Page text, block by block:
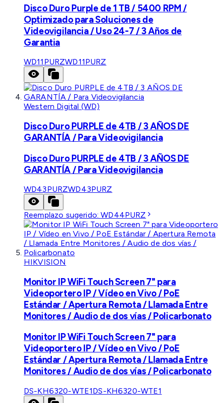
Disco Duro Purple de 1 TB / 5400 RPM /
Optimizado para Soluciones de
Videovigilancia / Uso 24-7 / 3 Años de
Garantia
WD11PURZWD11PURZ
Western Digital (WD)
Disco Duro PURPLE de 4TB / 3 AÑOS DE
GARANTÍA / Para Videovigilancia
Disco Duro PURPLE de 4TB / 3 AÑOS DE
GARANTÍA / Para Videovigilancia
WD43PURZWD43PURZ
Reemplazo sugerido:WD44PURZ
HIKVISION
Monitor IP WiFi Touch Screen 7" para
Videoportero IP / Vídeo en Vivo / PoE
Estándar / Apertura Remota / Llamada Entre
Monitores / Audio de dos vías / Policarbonato
Monitor IP WiFi Touch Screen 7" para
Videoportero IP / Vídeo en Vivo / PoE
Estándar / Apertura Remota / Llamada Entre
Monitores / Audio de dos vías / Policarbonato
DS-KH6320-WTE1DS-KH6320-WTE1